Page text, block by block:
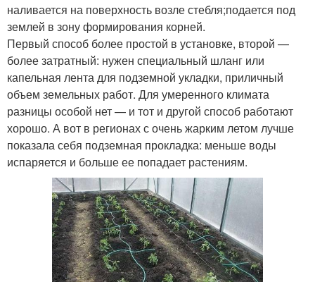
наливается на поверхность возле стебля;подается под
землей в зону формирования корней.
Первый способ более простой в установке, второй —
более затратный: нужен специальный шланг или
капельная лента для подземной укладки, приличный
объем земельных работ. Для умеренного климата
разницы особой нет — и тот и другой способ работают
хорошо. А вот в регионах с очень жарким летом лучше
показала себя подземная прокладка: меньше воды
испаряется и больше ее попадает растениям.